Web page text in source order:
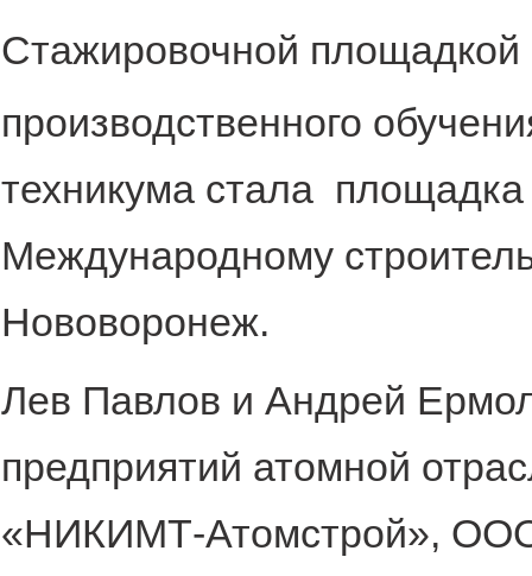
Стажировочной
производственного
техникума стала
Международному
Нововоронеж.
Лев Павлов и Андрей
предприятий атомной
«НИКИМТ-Атомстрой»,